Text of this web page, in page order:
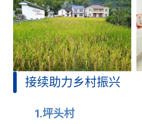
接续助力乡村振兴
1.坪头村